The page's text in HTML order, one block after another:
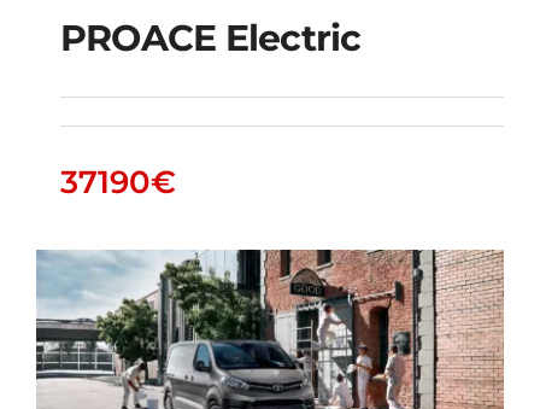
PROACE Electric
PROACE Electric
37190€